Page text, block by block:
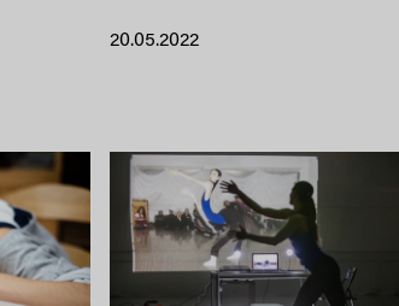
20.05.2022